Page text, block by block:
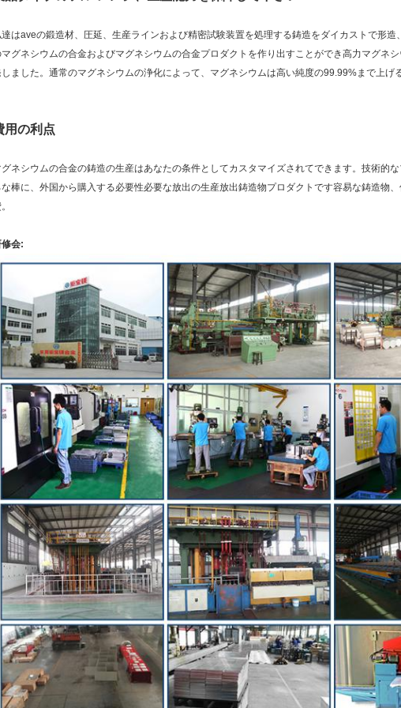
はaveの鍛造材、圧延、生産ラインおよび精密試験装置を処理する鋳造をダイカストで形
グネシウムの合金およびマグネシウムの合金プロダクトを作り出すことができ高力マグネ
ました。通常のマグネシウムの浄化によって、マグネシウムは高い純度の99.99%まで上げ
用の利点
ネシウムの合金の鋳造の生産はあなたの条件としてカスタマイズされてできます。技術的
棒に、外国から購入する必要性必要な放出の生産放出鋳造物プロダクトです容易な鋳造物
会: